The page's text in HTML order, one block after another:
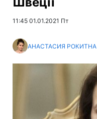
11:45 01.01.2021 Пт
АНАСТАСИЯ РОКИТНА